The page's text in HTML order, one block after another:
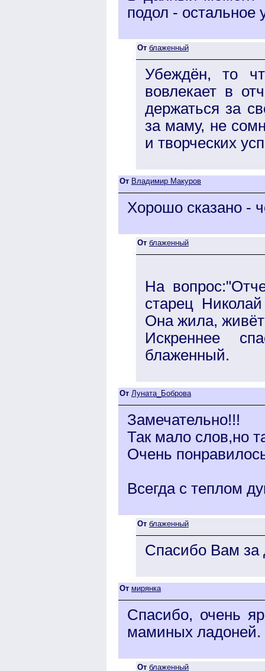
подол - остальное
От блаженный
Убеждён, то
вовлекает в
держаться за
за маму, не
и творческих
От Владимир Макуров
Хорошо сказано -
От блаженный
На
старец
Она жила,
Искреннее
блаженный.
От Луната_Боброва
Замечательно!!!
Так мало слов,но
Очень
Всегда с теплом
От блаженный
Спасибо Вам
От мирянка
Спасибо, очень
маминых ладоней.
От блаженный